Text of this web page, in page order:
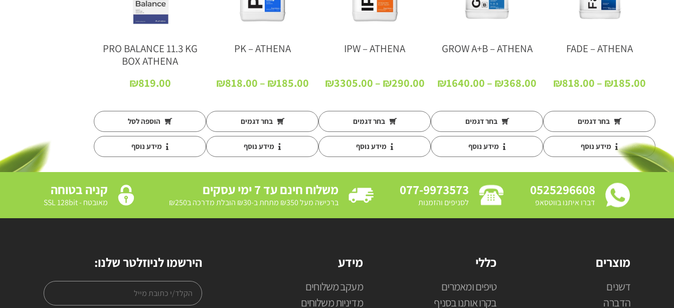
FADE – ATHENA
₪185.00
–
₪818.00 טווח
עד בחר דגמים
מידע נוסף
GROW A+B – ATHENA
₪368.00
–
₪1640.00 טווח
עד בחר דגמים
מידע נוסף
IPW – ATHENA
₪290.00
–
₪3305.00 טווח
עד בחר דגמים
מידע נוסף
PK – ATHENA
₪185.00
–
₪818.00
עד בחר דגמים
מידע נוסף
PRO BALANCE 11.3 KG
BOX ATHENA
₪819.00
הוספה לסל
מידע נוסף
0525296608
דברו איתנו בווטסאפ
077-9973573
לסניפים והזמנות
משלוח חינם עד 7 ימי עסקים
ברכישה מעל ₪350 מתחת ב-₪30 הובלת מדרכה ב₪250
קניה בטוחה
מאובטח - SSL 128bit
מוצרים
דשנים
הדברה
כללי
טיפים ומאמרים
בקרו אותנו בסניף
מידע
מעקב משלוחים
מדיניות משלוחים
הירשמו לניוזלטר שלנו: